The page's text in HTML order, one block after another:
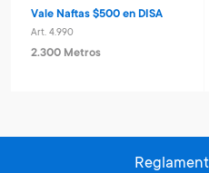
Vale Naftas $500 en DISA
Art. 4.990
2.300 Metros